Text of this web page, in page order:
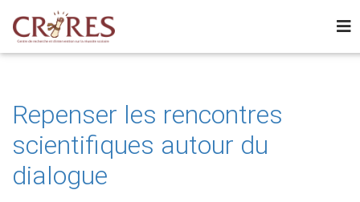
Repenser les rencontres
scientifiques autour du
dialogue